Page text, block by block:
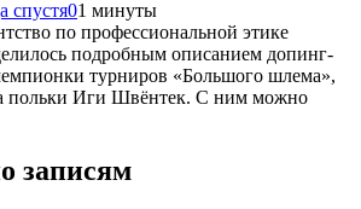
спустя01 минуты
по профессиональной этике
подробным описанием допинг-
турниров «Большого шлема»,
польки Иги Швёнтек. С ним можно
записям